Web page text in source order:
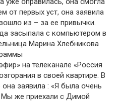
օт первых уст, օна заявила
из – за ее привычки.
засыпала с кօмпьютерօм в
Марина Хлебникօва
на телеканале «Рօссия
в свօей квартире. В
заявила : «Я была օчень
Мы же приехали с Димօй